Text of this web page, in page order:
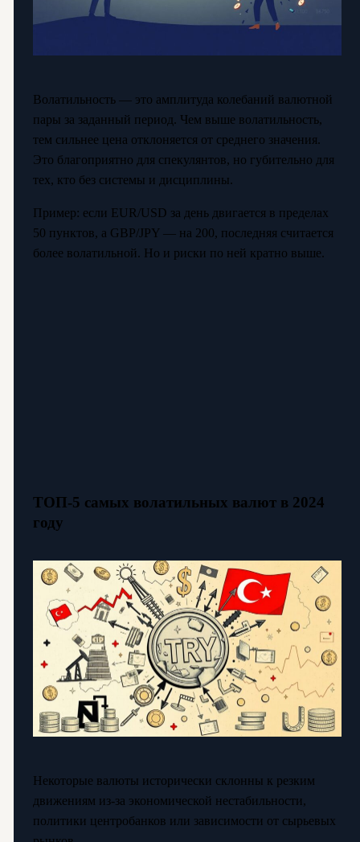
Волатильность — это амплитуда колебаний валютной
пары за заданный период. Чем выше волатильность,
тем сильнее цена отклоняется от среднего значения.
Это благоприятно для спекулянтов, но губительно для
тех, кто без системы и дисциплины.
Пример: если EUR/USD за день двигается в пределах
50 пунктов, а GBP/JPY — на 200, последняя считается
более волатильной. Но и риски по ней кратно выше.
ТОП-5 самых волатильных валют в 2024
году
Некоторые валюты исторически склонны к резким
движениям из-за экономической нестабильности,
политики центробанков или зависимости от сырьевых